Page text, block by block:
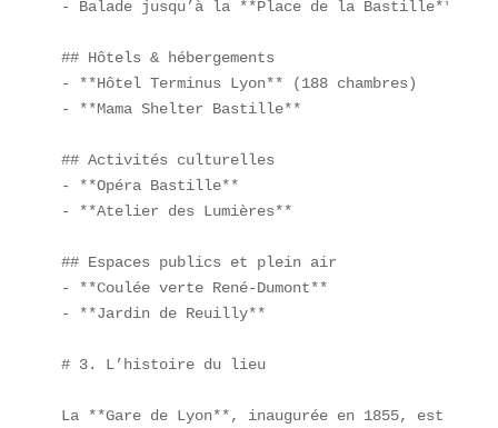
- Balade jusqu’à la **Place de la Bastille**
## Hôtels & hébergements
- **Hôtel Terminus Lyon** (188 chambres)
- **Mama Shelter Bastille**
## Activités culturelles
- **Opéra Bastille**
- **Atelier des Lumières**
## Espaces publics et plein air
- **Coulée verte René-Dumont**
- **Jardin de Reuilly**
# 3. L’histoire du lieu
La **Gare de Lyon**, inaugurée en 1855, est